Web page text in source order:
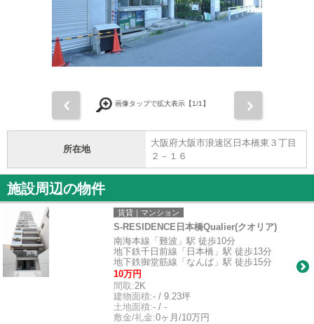
画像タップで拡大表示【1/1】
所在地
大阪府大阪市浪速区日本橋東３丁目
２－１６
施設周辺の物件
賃貸｜マンション
S-RESIDENCE日本橋Qualier(クオリア)
南海本線「難波」駅 徒歩10分
地下鉄千日前線「日本橋」駅 徒歩13分
地下鉄御堂筋線「なんば」駅 徒歩15分
10万円
間取:2K
建物面積:- / 9.23坪
土地面積:- / -
敷金/礼金:0ヶ月/10万円